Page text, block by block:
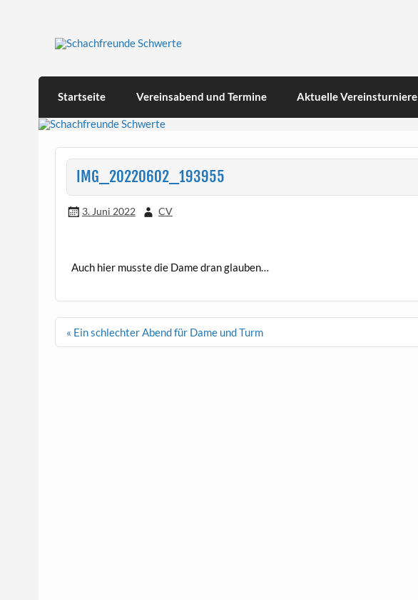
Schachfreunde Schwerte
Startseite Vereinsabend und Termine Aktuelle Vereinsturniere
IMG_20220602_193955
3. Juni 2022 CV
Auch hier musste die Dame dran glauben…
Beitragsnavigation
« Ein schlechter Abend für Dame und Turm